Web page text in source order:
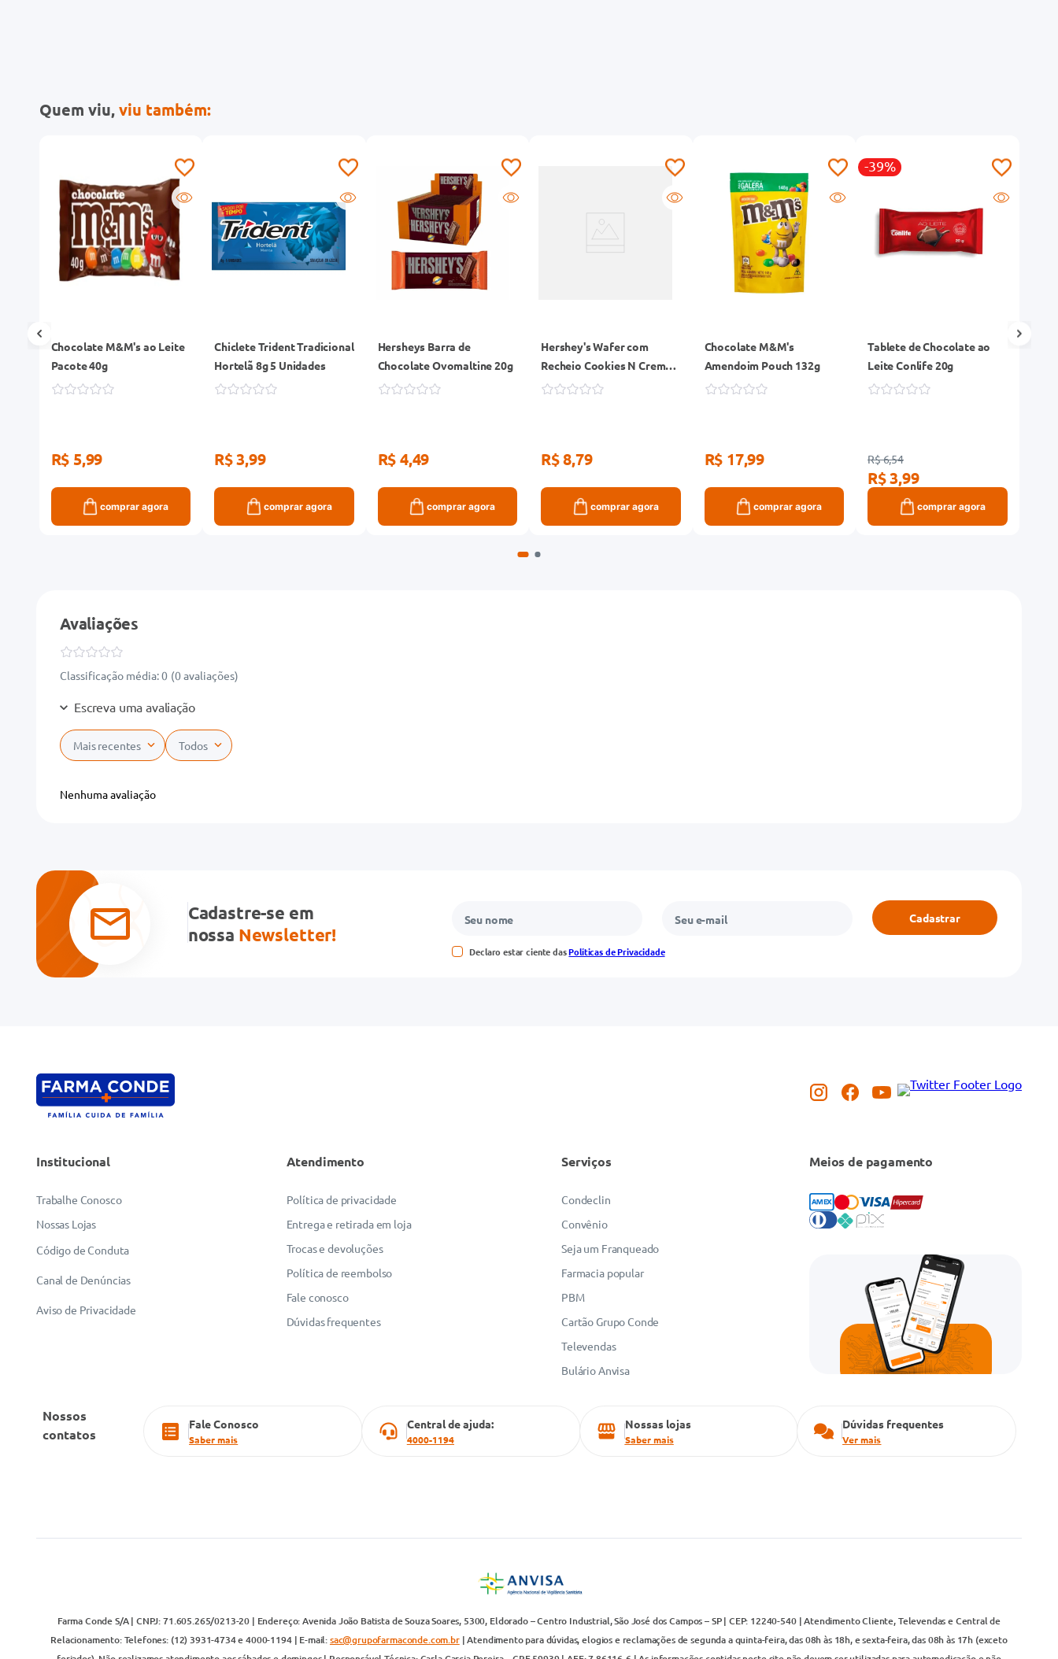
Quem viu,viu também:
Chocolate M&M's ao Leite
Pacote 40g
R$ 5,99
comprar agora
Chiclete Trident Tradicional
Hortelã 8g 5 Unidades
R$ 3,99
comprar agora
Hersheys Barra de
Chocolate Ovomaltine 20g
R$ 4,49
comprar agora
Hershey's Wafer com
Recheio Cookies N Creme
102g
R$ 8,79
comprar agora
Chocolate M&M's
Amendoim Pouch 132g
R$ 17,99
comprar agora
-39%
Tablete de Chocolate ao
Leite Conlife 20g
R$ 6,54
R$ 3,99
comprar agora
Avaliações
Classificação média: 0 (0 avaliações)
Escreva uma avaliação
Adicionar avaliação
Avalie o produto de 1 a 5 estrelas
★★★
Seu nome
Mais recentes Todos
Nenhuma avaliação
Cadastre-se em
nossa Newsletter!
Declaro estar ciente dasPolíticas de Privacidade
Cadastrar
Institucional
Trabalhe Conosco
Nossas Lojas
Código de Conduta
Canal de Denúncias
Aviso de Privacidade
Atendimento
Política de privacidade
Entrega e retirada em loja
Trocas e devoluções
Política de reembolso
Fale conosco
Dúvidas frequentes
Serviços
Condeclin
Convênio
Seja um Franqueado
Farmacia popular
PBM
Cartão Grupo Conde
Televendas
Bulário Anvisa
Meios de pagamento
Nossos
contatos
Fale Conosco
Saber mais
Central de ajuda:
4000-1194
Nossas lojas
Saber mais
Dúvidas frequentes
Ver mais
Farma Conde S/A | CNPJ: 71.605.265/0213-20 | Endereço: Avenida João Batista de Souza Soares, 5300, Eldorado – Centro Industrial, São José dos Campos – SP | CEP: 12240-540 | Atendimento Cliente, Televendas e Central de
Relacionamento: Telefones: (12) 3931-4734 e 4000-1194 | E-mail:sac@grupofarmaconde.com.br| Atendimento para dúvidas, elogios e reclamações de segunda a quinta-feira, das 08h às 18h, e sexta-feira, das 08h às 17h (exceto